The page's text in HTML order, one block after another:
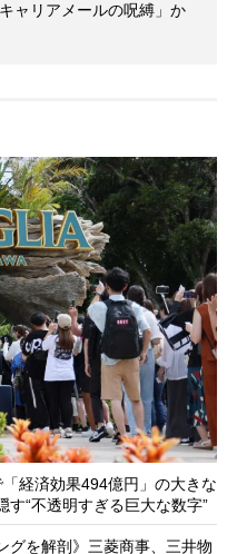
ャリアメールの呪縛」か
経済効果494億円」の大きな
“不透明すぎる巨大な数字”
グを解剖》三菱商事、三井物